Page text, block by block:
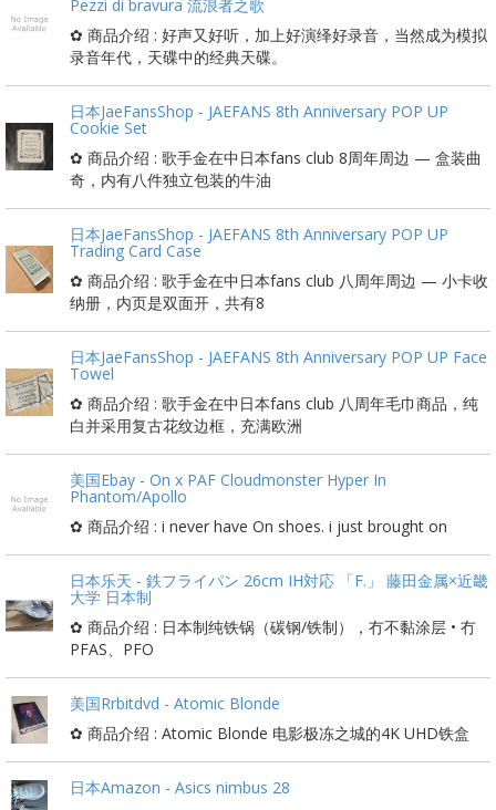
Pezzi di bravura 流浪者之歌
✿ 商品介绍 : 好声又好听，加上好演绎好录音，当然成为模拟
录音年代，天碟中的经典天碟。
日本JaeFansShop - JAEFANS 8th Anniversary POP UP
Cookie Set
✿ 商品介绍 : 歌手金在中日本fans club 8周年周边 — 盒装曲
奇，内有八件独立包装的牛油
日本JaeFansShop - JAEFANS 8th Anniversary POP UP
Trading Card Case
✿ 商品介绍 : 歌手金在中日本fans club 八周年周边 — 小卡收
纳册，内页是双面开，共有8
日本JaeFansShop - JAEFANS 8th Anniversary POP UP Face
Towel
✿ 商品介绍 : 歌手金在中日本fans club 八周年毛巾商品，纯
白并采用复古花纹边框，充满欧洲
美国Ebay - On x PAF Cloudmonster Hyper In
Phantom/Apollo
✿ 商品介绍 : i never have On shoes. i just brought on
日本乐天 - 鉄フライパン 26cm IH対応 「F.」 藤田金属×近畿
大学 日本制
✿ 商品介绍 : 日本制纯铁锅（碳钢/铁制），冇不黏涂层 • 冇
PFAS、PFO
美国Rrbitdvd - Atomic Blonde
✿ 商品介绍 : Atomic Blonde 电影极冻之城的4K UHD铁盒
日本Amazon - Asics nimbus 28